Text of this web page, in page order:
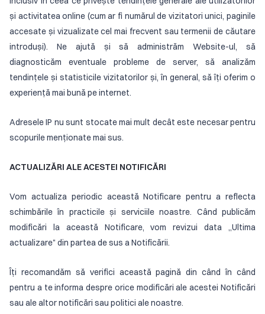
și activitatea online (cum ar fi numărul de vizitatori unici, paginile
accesate și vizualizate cel mai frecvent sau termenii de căutare
introduși). Ne ajută și să administrăm Website-ul, să
diagnosticăm eventuale probleme de server, să analizăm
tendințele și statisticile vizitatorilor și, în general, să îți oferim o
experiență mai bună pe internet.
Adresele IP nu sunt stocate mai mult decât este necesar pentru
scopurile menționate mai sus.
ACTUALIZĂRI ALE ACESTEI NOTIFICĂRI
Vom actualiza periodic această Notificare pentru a reflecta
schimbările în practicile și serviciile noastre. Când publicăm
modificări la această Notificare, vom revizui data „Ultima
actualizare" din partea de sus a Notificării.
Îți recomandăm să verifici această pagină din când în când
pentru a te informa despre orice modificări ale acestei Notificări
sau ale altor notificări sau politici ale noastre.